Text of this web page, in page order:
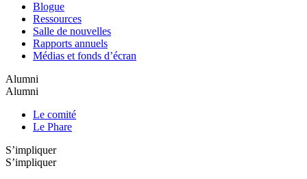
Blogue
Ressources
Salle de nouvelles
Rapports annuels
Médias et fonds d’écran
Alumni
Alumni
Le comité
Le Phare
S’impliquer
S’impliquer